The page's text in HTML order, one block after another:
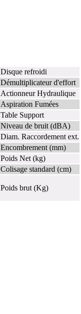
Disque refroidi
Démultiplicateur d'effort
Actionneur Hydraulique
Aspiration Fumées
Table Support
Niveau de bruit (dBA)
Diam. Raccordement ext.
Encombrement (mm)
Poids Net (kg)
Colisage standard (cm)
Poids brut (Kg)